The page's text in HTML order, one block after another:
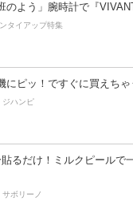
のよう」腕時計で『
タイアップ特集
にピッ！ですぐに買えちゃ
ジハンピ
るだけ！ミルクピールで
サボリーノ